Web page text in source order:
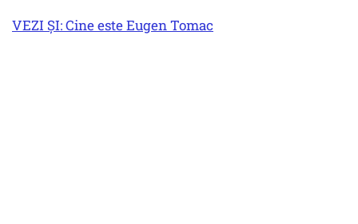
VEZI ȘI: Cine este Eugen Tomac